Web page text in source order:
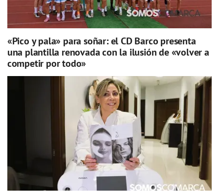
«Pico y pala» para soñar: el CD Barco presenta
una plantilla renovada con la ilusión de «volver a
competir por todo»